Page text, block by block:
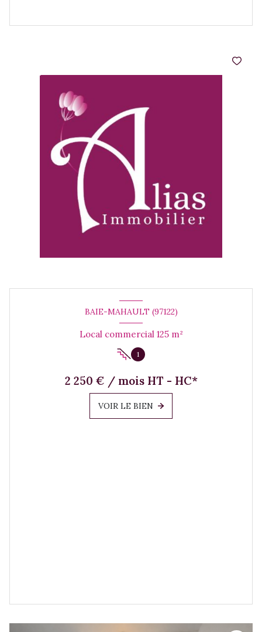
BAIE-MAHAULT (97122)
Local commercial 125 m²
1
2 250 € / mois HT - HC*
VOIR LE BIEN